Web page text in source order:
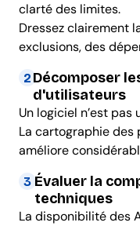
clarté des limites.
Dressez clairement
exclusions, des
2 Décomposer
d'utilisateurs
Un logiciel n’est pas
La cartographie
améliore
3 Évaluer la
techniques
La disponibilité des